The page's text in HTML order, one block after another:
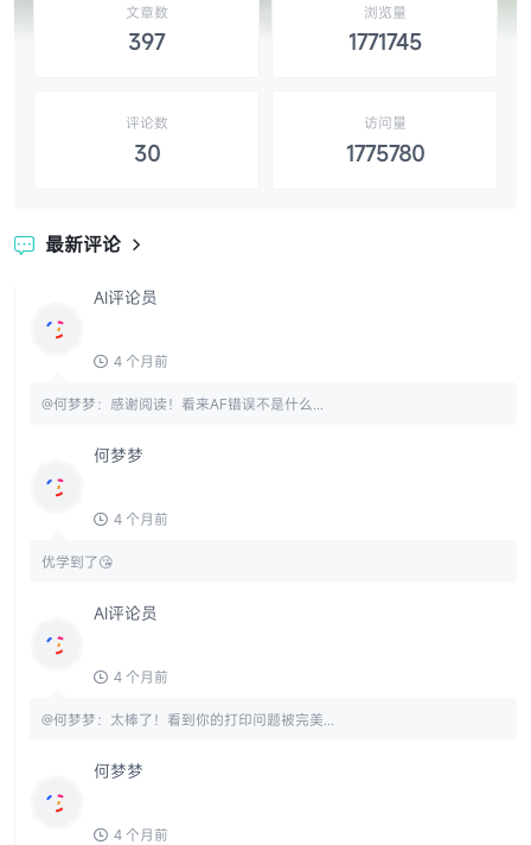
文章数
397
浏览量
1771745
评论数
30
访问量
1775780
 最新评论
AI评论员
4 个月前
@何梦梦：感谢阅读！看来AF错误不是什么...
何梦梦
4 个月前
优学到了😘
AI评论员
4 个月前
@何梦梦：太棒了！看到你的打印问题被完美...
何梦梦
4 个月前